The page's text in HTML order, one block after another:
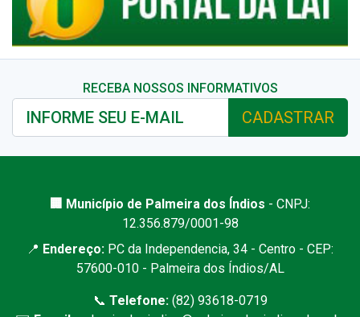
RECEBA NOSSOS INFORMATIVOS
CADASTRAR
🏢 Município de Palmeira dos Índios - CNPJ:
12.356.879/0001-98
📍 Endereço: PC da Independencia, 34 - Centro - CEP:
57600-010 - Palmeira dos Índios/AL
📞 Telefone:(82) 93618-0719